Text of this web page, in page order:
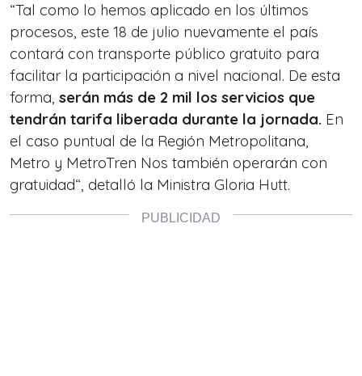
“Tal como lo hemos aplicado en los últimos
procesos, este 18 de julio nuevamente el país
contará con transporte público gratuito para
facilitar la participación a nivel nacional. De esta
forma, serán más de 2 mil los servicios que
tendrán tarifa liberada durante la jornada. En
el caso puntual de la Región Metropolitana,
Metro y MetroTren Nos también operarán con
gratuidad“, detalló la Ministra Gloria Hutt.